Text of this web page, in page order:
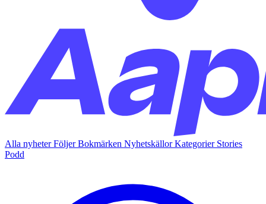
Alla nyheterFöljerBokmärken NyhetskällorKategorier Stories
Podd